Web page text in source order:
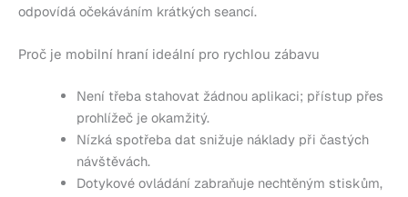
odpovídá očekáváním krátkých seancí.
Proč je mobilní hraní ideální pro rychlou zábavu
Není třeba stahovat žádnou aplikaci; přístup přes
prohlížeč je okamžitý.
Nízká spotřeba dat snižuje náklady při častých
návštěvách.
Dotykové ovládání zabraňuje nechtěným stiskům,